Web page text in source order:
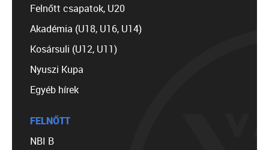
Felnőtt csapatok, U20
Akadémia (U18, U16, U14)
Kosársuli (U12, U11)
Nyuszi Kupa
Egyéb hírek
FELNŐTT
NBI B